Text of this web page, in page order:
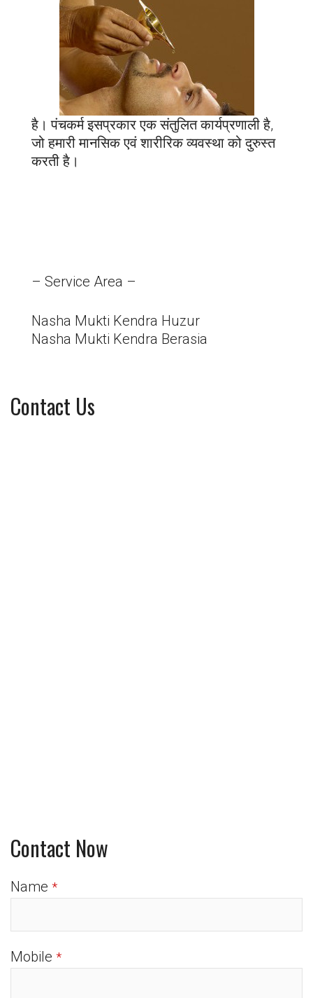
है। पंचकर्म इसप्रकार एक संतुलित कार्यप्रणाली है,
जो हमारी मानसिक एवं शारीरिक व्यवस्था को दुरुस्त
करती है।
– Service Area –
Nasha Mukti Kendra Huzur
Nasha Mukti Kendra Berasia
Contact Us
Contact Now
Name *
Mobile *